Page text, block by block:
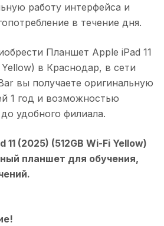
работу интерфейса и
в течение дня.
Планшет Apple iPad 11
в Краснодар, в сети
вы получаете оригинальную
1 год и возможностью
удобного филиала.
(2025) (512GB Wi-Fi Yellow)
планшет для обучения,